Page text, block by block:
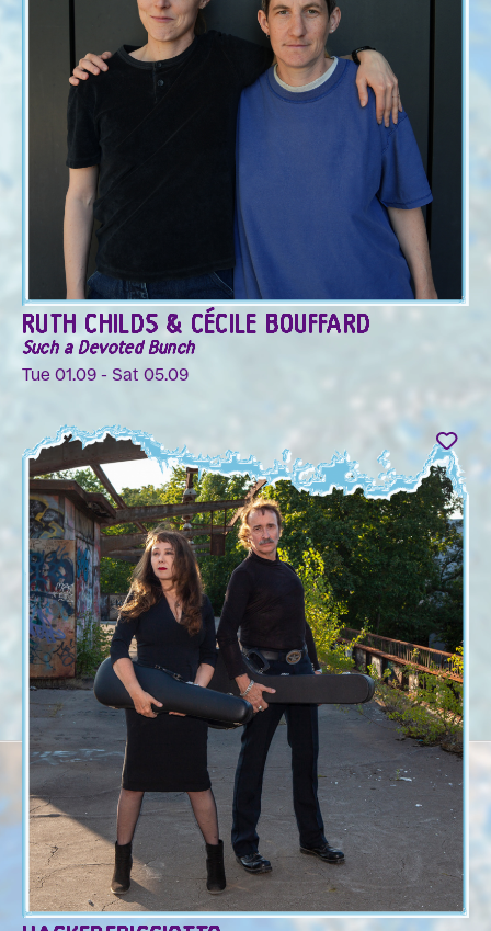
RUTH CHILDS & CÉCILE BOUFFARD
Such a Devoted Bunch
Tue 01.09 - Sat 05.09